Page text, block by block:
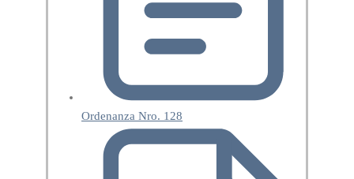
Ordenanza Nro. 128